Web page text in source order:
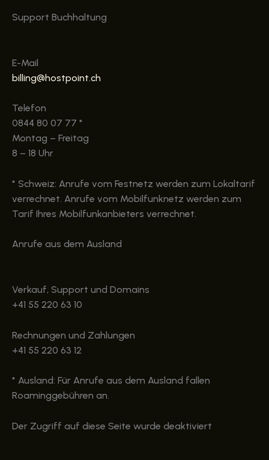
Support Buchhaltung
E-Mail
billing@hostpoint.ch
Telefon
0844 80 07 77 *
Montag – Freitag
8 – 18 Uhr
* Schweiz: Anrufe vom Festnetz werden zum Lokaltarif
verrechnet. Anrufe vom Mobilfunknetz werden zum
Tarif Ihres Mobilfunkanbieters verrechnet.
Anrufe aus dem Ausland
Verkauf, Support und Domains
+41 55 220 63 10
Rechnungen und Zahlungen
+41 55 220 63 12
* Ausland: Für Anrufe aus dem Ausland fallen
Roaminggebühren an.
Der Zugriff auf diese Seite wurde deaktiviert